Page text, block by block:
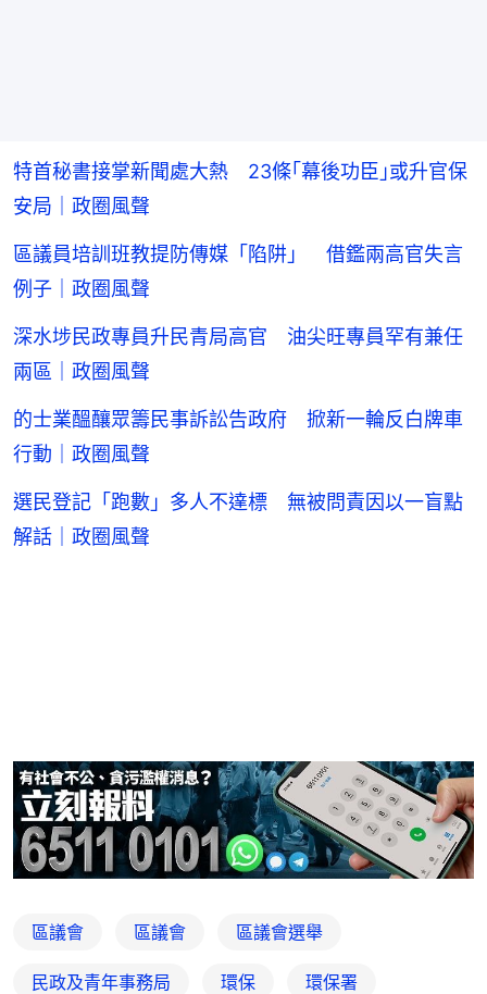
特首秘書接掌新聞處大熱 23條｢幕後功臣｣或升官保
安局｜政圈風聲
區議員培訓班教提防傳媒「陷阱」 借鑑兩高官失言
例子｜政圈風聲
深水埗民政專員升民青局高官 油尖旺專員罕有兼任
兩區｜政圈風聲
的士業醞釀眾籌民事訴訟告政府 掀新一輪反白牌車
行動｜政圈風聲
選民登記「跑數」多人不達標 無被問責因以一盲點
解話｜政圈風聲
區議會 區議會 區議會選舉
民政及青年事務局 環保 環保署